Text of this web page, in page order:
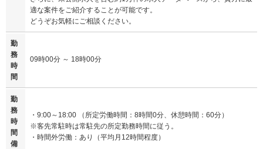
適な案件をご紹介することが可能です。
どうぞお気軽にご相談ください。
勤
務
時
間
09時00分 ～ 18時00分
勤
務
時
間
備
・9:00～18:00 （所定労働時間：8時間0分、休憩時間：60分）
※客先常駐時は常駐先の所定勤務時間に従う。
・時間外労働：あり（平均月12時間程度）